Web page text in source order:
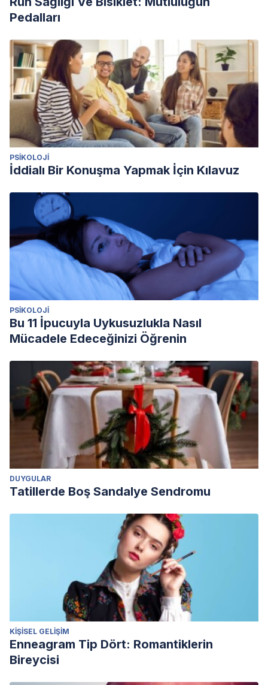
Pedalları
PSIKOLOJI
İddialı Bir Konuşma Yapmak İçin Kılavuz
PSIKOLOJI
Bu 11 İpucuyla Uykusuzlukla Nasıl
Mücadele Edeceğinizi Öğrenin
DUYGULAR
Tatillerde Boş Sandalye Sendromu
KIŞISEL GELIŞIM
Enneagram Tip Dört: Romantiklerin
Bireycisi